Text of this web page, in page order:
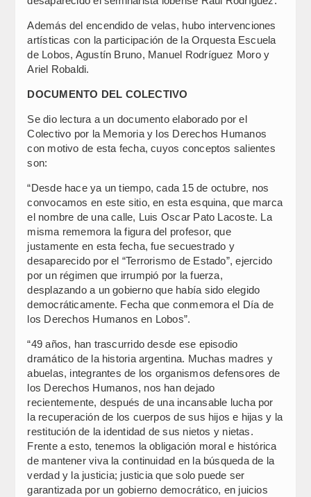
Además del encendido de velas, hubo intervenciones
artísticas con la participación de la Orquesta Escuela
de Lobos, Agustín Bruno, Manuel Rodríguez Moro y
Ariel Robaldi.
DOCUMENTO DEL COLECTIVO
Se dio lectura a un documento elaborado por el
Colectivo por la Memoria y los Derechos Humanos
con motivo de esta fecha, cuyos conceptos salientes
son:
“Desde hace ya un tiempo, cada 15 de octubre, nos
convocamos en este sitio, en esta esquina, que marca
el nombre de una calle, Luis Oscar Pato Lacoste. La
misma rememora la figura del profesor, que
justamente en esta fecha, fue secuestrado y
desaparecido por el “Terrorismo de Estado”, ejercido
por un régimen que irrumpió por la fuerza,
desplazando a un gobierno que había sido elegido
democráticamente. Fecha que conmemora el Día de
los Derechos Humanos en Lobos”.
“49 años, han trascurrido desde ese episodio
dramático de la historia argentina. Muchas madres y
abuelas, integrantes de los organismos defensores de
los Derechos Humanos, nos han dejado
recientemente, después de una incansable lucha por
la recuperación de los cuerpos de sus hijos e hijas y la
restitución de la identidad de sus nietos y nietas.
Frente a esto, tenemos la obligación moral e histórica
de mantener viva la continuidad en la búsqueda de la
verdad y la justicia; justicia que solo puede ser
garantizada por un gobierno democrático, en juicios